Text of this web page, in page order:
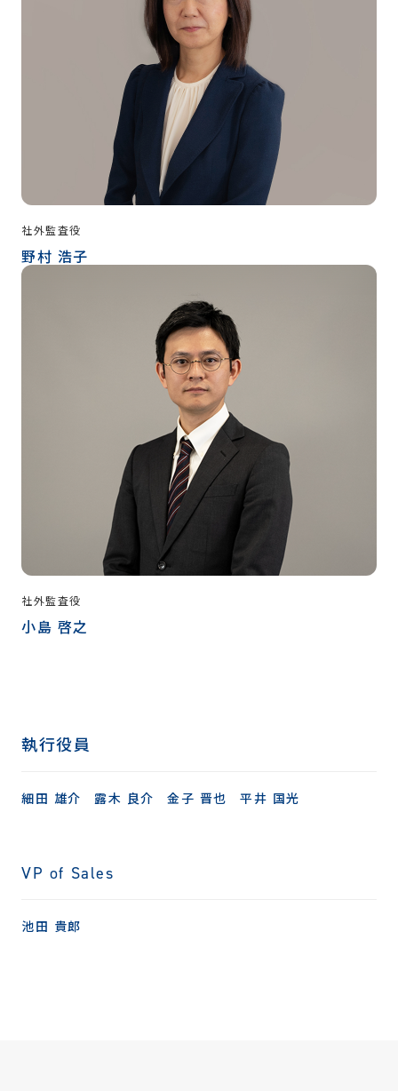
社外監査役
野村 浩子
社外監査役
小島 啓之
執行役員
細田 雄介 露木 良介 金子 晋也 平井 国光
VP of Sales
池田 貴郎